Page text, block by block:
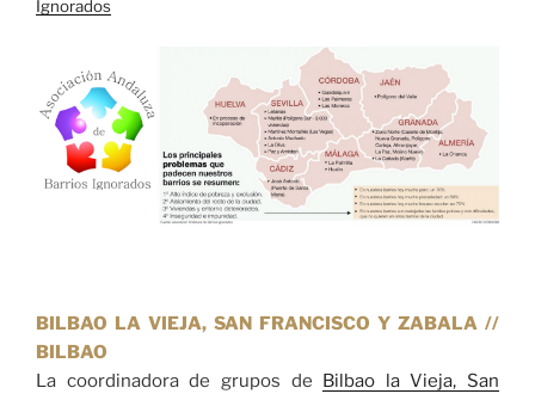
Ignorados
BILBAO LA VIEJA, SAN FRANCISCO Y ZABALA //
BILBAO
La coordinadora de grupos de Bilbao la Vieja, San